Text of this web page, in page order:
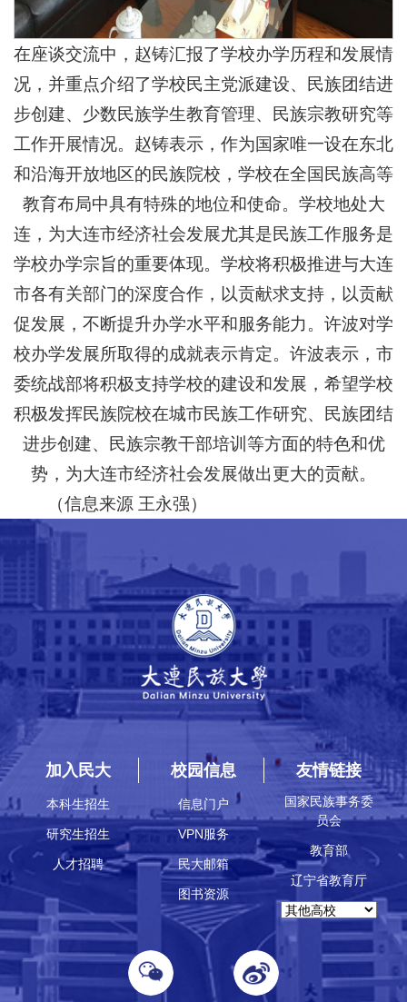
在座谈交流中，赵铸汇报了学校办学历程和发展情
况，并重点介绍了学校民主党派建设、民族团结进
步创建、少数民族学生教育管理、民族宗教研究等
工作开展情况。赵铸表示，作为国家唯一设在东北
和沿海开放地区的民族院校，学校在全国民族高等
教育布局中具有特殊的地位和使命。学校地处大
连，为大连市经济社会发展尤其是民族工作服务是
学校办学宗旨的重要体现。学校将积极推进与大连
市各有关部门的深度合作，以贡献求支持，以贡献
促发展，不断提升办学水平和服务能力。许波对学
校办学发展所取得的成就表示肯定。许波表示，市
委统战部将积极支持学校的建设和发展，希望学校
积极发挥民族院校在城市民族工作研究、民族团结
进步创建、民族宗教干部培训等方面的特色和优
势，为大连市经济社会发展做出更大的贡献。
（信息来源 王永强）
加入民大
本科生招生
研究生招生
人才招聘
校园信息
信息门户
VPN服务
民大邮箱
图书资源
友情链接
国家民族事务委
员会
教育部
辽宁省教育厅